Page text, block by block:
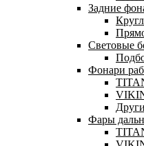
Задние
Световые
Фонари
Фары